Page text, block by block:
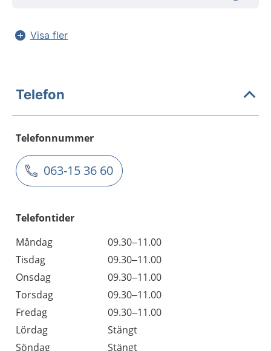
Visa fler
Telefon
Telefonnummer
063-15 36 60
Telefontider
Måndag
09.30–11.00
Tisdag
09.30–11.00
Onsdag
09.30–11.00
Torsdag
09.30–11.00
Fredag
09.30–11.00
Lördag
Stängt
Söndag
Stängt